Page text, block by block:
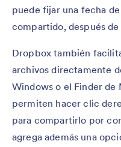
puede fijar una fecha
compartido, después
Dropbox también
archivos directamente
Windows o el Finder de
permiten hacer clic
para compartirlo por
agrega además una